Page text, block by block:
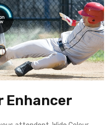
Enhancer